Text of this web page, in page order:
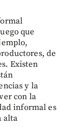
que
de
Existen
y la
con la
informal es
alta